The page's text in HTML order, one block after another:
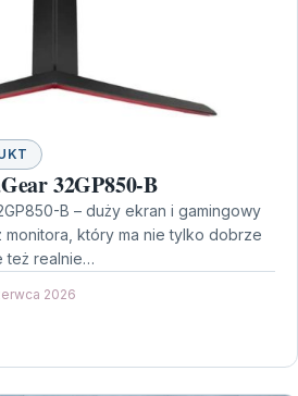
32GP850-B
B – duży ekran i gamingowy
który ma nie tylko dobrze
też realnie…
2026